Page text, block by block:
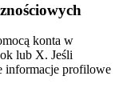
konta w
lub X. Jeśli
informacje profilowe